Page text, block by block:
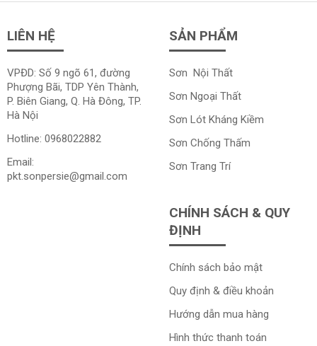
LIÊN HỆ
VPĐD: Số 9 ngõ 61, đường
Phượng Bãi, TDP Yên Thành,
P. Biên Giang, Q. Hà Đông, TP.
Hà Nội
Hotline: 0968022882
Email:
pkt.sonpersie@gmail.com
SẢN PHẨM
Sơn Nội Thất
Sơn Ngoại Thất
Sơn Lót Kháng Kiềm
Sơn Chống Thấm
Sơn Trang Trí
CHÍNH SÁCH & QUY
ĐỊNH
Chính sách bảo mật
Quy định & điều khoản
Hướng dẫn mua hàng
Hình thức thanh toán